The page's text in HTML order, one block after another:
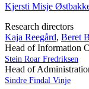
Kjersti Misje
Research directors
Kaja Reegård, Beret
Head of Information
Stein Roar Fredriksen
Head of
Sindre Findal Vinje